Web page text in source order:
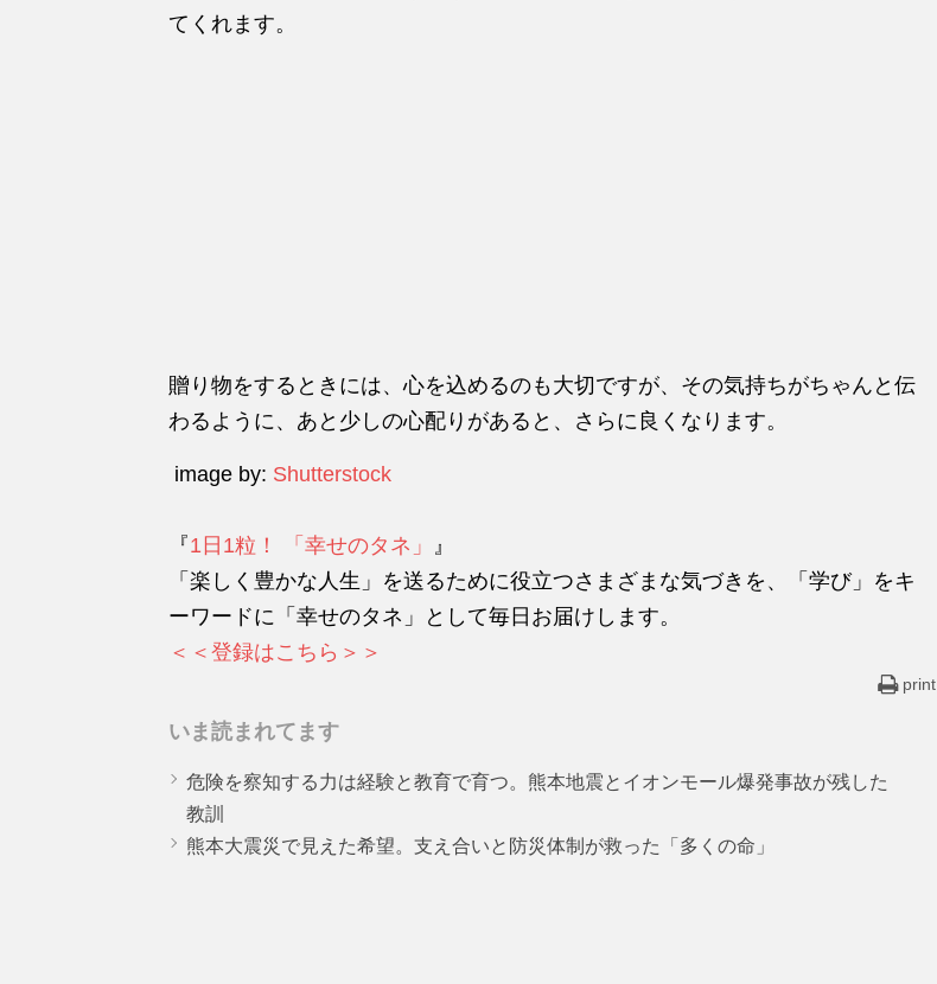
てくれます。
贈り物をするときには、心を込めるのも大切ですが、その気持ちがちゃんと伝
わるように、あと少しの心配りがあると、さらに良くなります。
image by: Shutterstock
『1日1粒！ 「幸せのタネ」
』
「楽しく豊かな人生」を送るために役立つさまざまな気づきを、「学び」をキ
ーワードに「幸せのタネ」として毎日お届けします。
＜＜登録はこちら＞＞
print
いま読まれてます
危険を察知する力は経験と教育で育つ。熊本地震とイオンモール爆発事故が残した
教訓
熊本大震災で見えた希望。支え合いと防災体制が救った「多くの命」